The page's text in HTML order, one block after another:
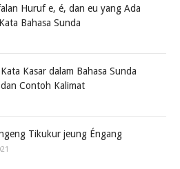
Huruf e, é, dan eu yang Ada
Bahasa Sunda
Kasar dalam Bahasa Sunda
Contoh Kalimat
Tikukur jeung Éngang